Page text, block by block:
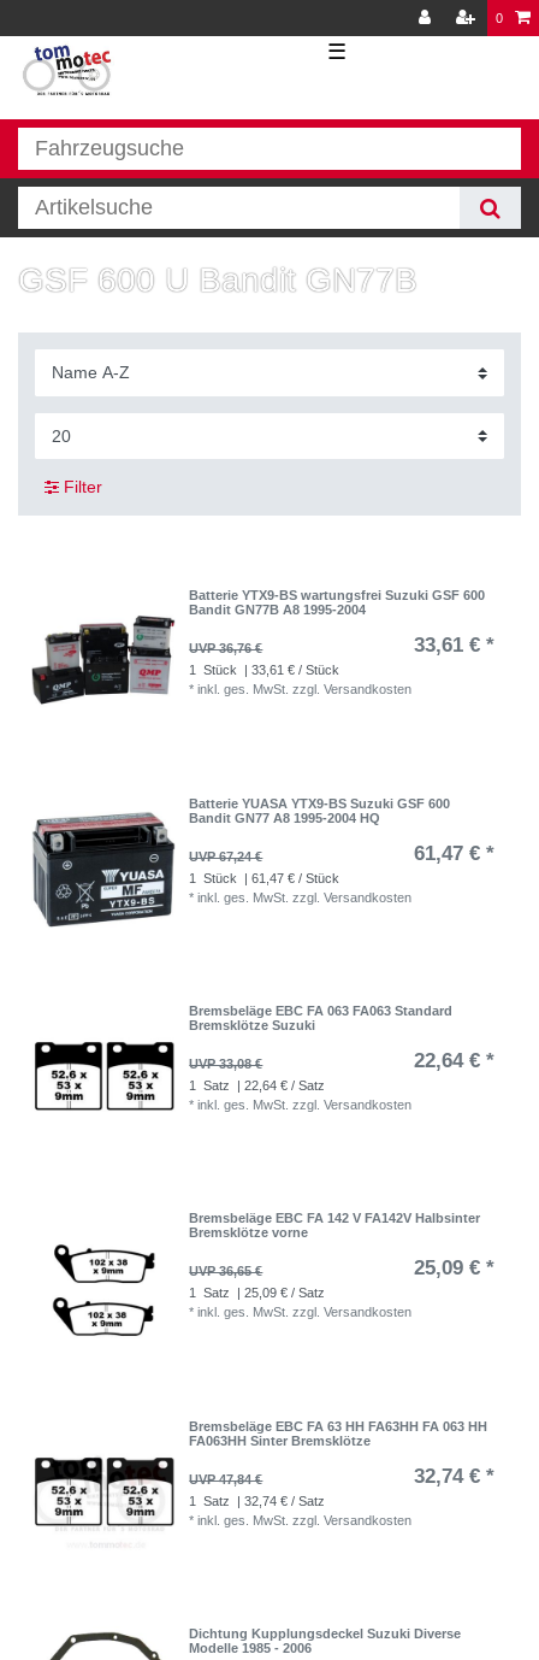
0
☰
GSF 600 U Bandit GN77B
Filter
Batterie YTX9-BS wartungsfrei Suzuki GSF 600
Bandit GN77B A8 1995-2004
UVP 36,76 € 33,61 € *
1 Stück
| 33,61 € / Stück
*inkl. ges. MwSt. zzgl.Versandkosten
Batterie YUASA YTX9-BS Suzuki GSF 600
Bandit GN77 A8 1995-2004 HQ
UVP 67,24 € 61,47 € *
1 Stück
| 61,47 € / Stück
*inkl. ges. MwSt. zzgl.Versandkosten
Bremsbeläge EBC FA 063 FA063 Standard
Bremsklötze Suzuki
UVP 33,08 € 22,64 € *
1 Satz
| 22,64 € / Satz
*inkl. ges. MwSt. zzgl.Versandkosten
Bremsbeläge EBC FA 142 V FA142V Halbsinter
Bremsklötze vorne
UVP 36,65 € 25,09 € *
1 Satz
| 25,09 € / Satz
*inkl. ges. MwSt. zzgl.Versandkosten
Bremsbeläge EBC FA 63 HH FA63HH FA 063 HH
FA063HH Sinter Bremsklötze
UVP 47,84 € 32,74 € *
1 Satz
| 32,74 € / Satz
*inkl. ges. MwSt. zzgl.Versandkosten
Dichtung Kupplungsdeckel Suzuki Diverse
Modelle 1985 - 2006